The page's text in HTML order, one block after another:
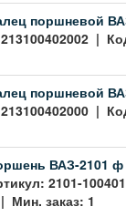
поршневой
|
поршневой
|
ВАЗ-2101 ф
2101-
Мин. заказ: 1